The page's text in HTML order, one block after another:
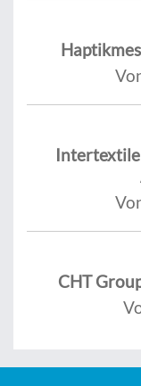
Intertextile
CHT